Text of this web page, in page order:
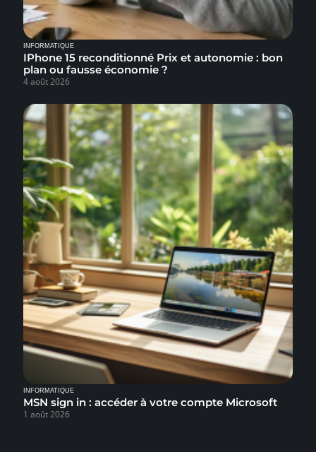
INFORMATIQUE
IPhone 15 reconditionné Prix et autonomie : bon
plan ou fausse économie ?
4 août 2026
INFORMATIQUE
MSN sign in : accéder à votre compte Microsoft
1 août 2026